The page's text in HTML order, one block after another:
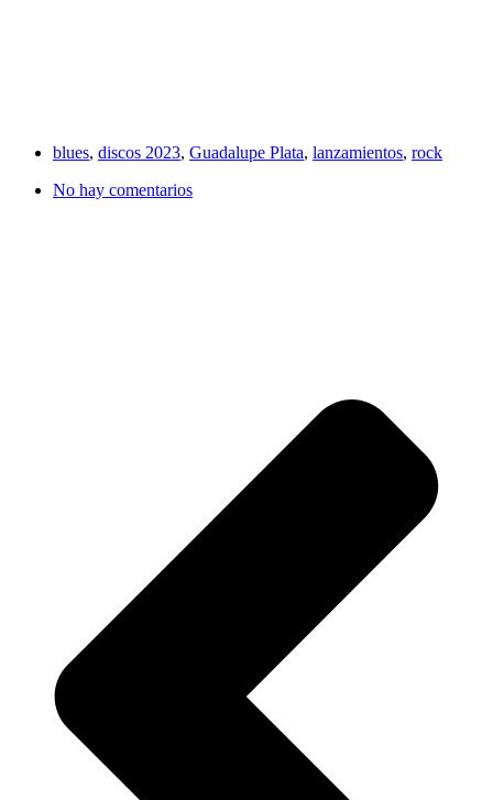
blues, discos 2023, Guadalupe Plata, lanzamientos, rock
No hay comentarios